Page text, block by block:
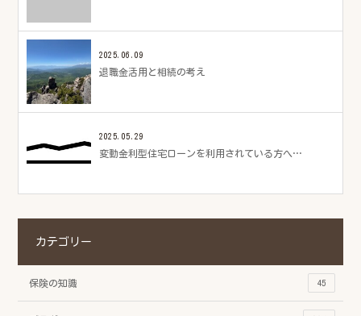
2025.06.09
退職金活用と相続の考え
2025.05.29
変動金利型住宅ローンを利用されている方へ…
カテゴリー
保険の知識 45